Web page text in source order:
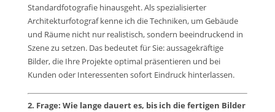
Standardfotografie hinausgeht. Als spezialisierter
Architekturfotograf kenne ich die Techniken, um Gebäude
und Räume nicht nur realistisch, sondern beeindruckend in
Szene zu setzen. Das bedeutet für Sie: aussagekräftige
Bilder, die Ihre Projekte optimal präsentieren und bei
Kunden oder Interessenten sofort Eindruck hinterlassen.
2. Frage: Wie lange dauert es, bis ich die fertigen Bilder